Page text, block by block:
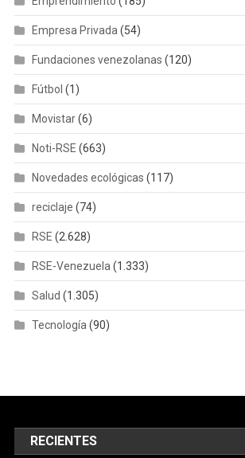
Empresa Privada(54)
Fundaciones venezolanas (120)
Fútbol (1)
Movistar(6)
Noti-RSE (663)
Novedades ecológicas (117)
reciclaje (74)
RSE (2.628)
RSE-Venezuela(1.333)
Salud (1.305)
Tecnología(90)
RECIENTES